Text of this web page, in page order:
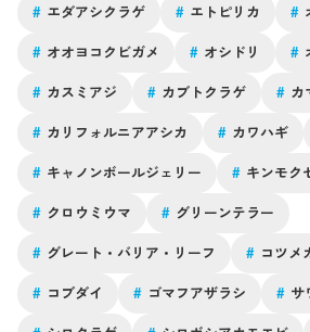
# エダアシクラゲ # エトピリカ #
# オオヨコクビガメ # オシドリ #
# カスミアジ # カブトクラゲ # カ
# カリフォルニアアシカ # カワハギ
# キャノンボールジェリー # キンモク
# クロウミウマ # グリーンテラー
# グレート・バリア・リーフ # コツメ
# コブダイ # ゴマフアザラシ # サ